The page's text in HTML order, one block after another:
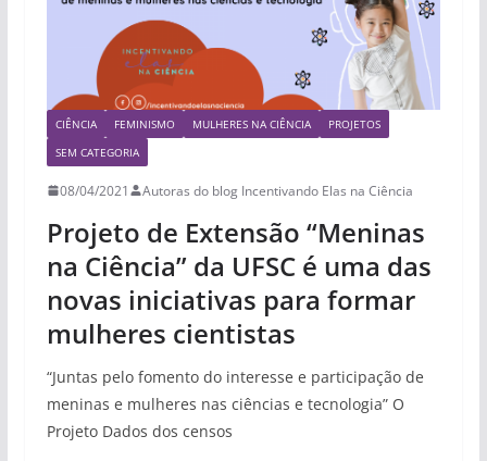
CIÊNCIA FEMINISMO MULHERES NA CIÊNCIA
PROJETOS
SEM CATEGORIA
08/04/2021 Autoras do blog Incentivando Elas na Ciência
Projeto de Extensão “Meninas
na Ciência” da UFSC é uma das
novas iniciativas para formar
mulheres cientistas
“Juntas pelo fomento do interesse e participação de
meninas e mulheres nas ciências e tecnologia” O
Projeto Dados dos censos